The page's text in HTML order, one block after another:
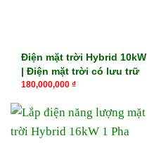
Điện mặt trời Hybrid 10kW
| Điện mặt trời có lưu trữ
180,000,000 ₫